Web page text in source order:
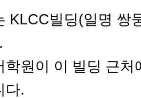
KLCC빌딩(일명 쌍
학원이 이 빌딩 근
다.